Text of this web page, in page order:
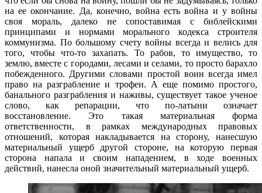
на ее окончание. Да, конечно, война есть война и у войны
своя мораль, далеко не сопоставимая с библейскими
принципами и нормами морального кодекса строителя
коммунизма. По большому счету войны всегда и велись для
того, чтобы что-то захапать. То рабов, то имущество, то
землю, вместе с городами, лесами и селами, то просто барахло
побежденного. Другими словами простой воин всегда имел
право на разграбление и трофеи. А еще помимо простого,
банального разграбления и наживы, существует такое ученое
слово, как репарации, что по-латыни означает
восстановление. Это такая материальная форма
ответственности, в рамках международных правовых
отношений, которая накладывается на сторону, нанесшую
материальный ущерб другой стороне, на которую первая
сторона напала и своим нападением, в ходе военных
действий, нанесла оной значительный материальный ущерб.